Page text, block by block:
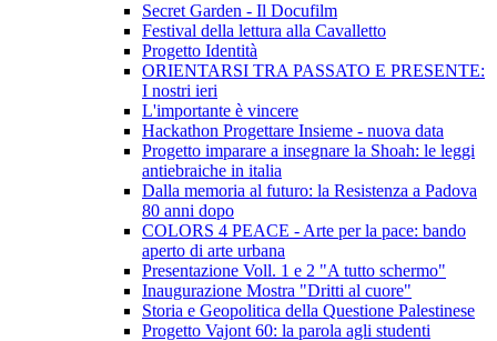
Secret Garden - Il Docufilm
Festival della lettura alla Cavalletto
Progetto Identità
ORIENTARSI TRA PASSATO E PRESENTE:
I nostri ieri
L'importante è vincere
Hackathon Progettare Insieme - nuova data
Progetto imparare a insegnare la Shoah: le leggi
antiebraiche in italia
Dalla memoria al futuro: la Resistenza a Padova
80 anni dopo
COLORS 4 PEACE - Arte per la pace: bando
aperto di arte urbana
Presentazione Voll. 1 e 2 "A tutto schermo"
Inaugurazione Mostra "Dritti al cuore"
Storia e Geopolitica della Questione Palestinese
Progetto Vajont 60: la parola agli studenti